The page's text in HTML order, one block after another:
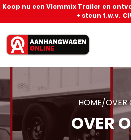
Koop nu een Vlemmix Trailer en
+ steun t.w.v.
HOME/OVER
OVER